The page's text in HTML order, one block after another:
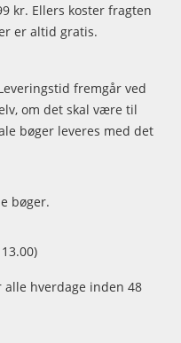
kr. Ellers koster fragten
er altid gratis.
fremgår ved
om det skal være til
bøger leveres med det
bøger.
alle hverdage inden 48